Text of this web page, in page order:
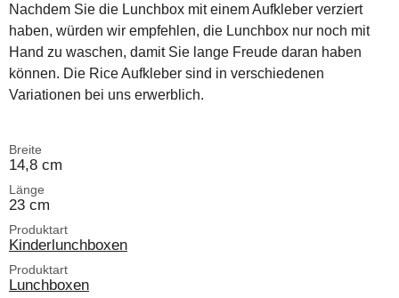
Nachdem Sie die Lunchbox mit einem Aufkleber verziert
haben, würden wir empfehlen, die Lunchbox nur noch mit
Hand zu waschen, damit Sie lange Freude daran haben
können. Die Rice Aufkleber sind in verschiedenen
Variationen bei uns erwerblich.
Breite
14,8 cm
Länge
23 cm
Produktart
Kinderlunchboxen
Produktart
Lunchboxen